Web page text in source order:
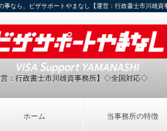
事なら、ビザサポートやまなし【運営：行政書士市川雄資
営：行政書士市川雄資事務所】◇全国対応◇
ホーム 当事務所の特徴